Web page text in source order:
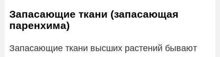
Запасающие ткани (запасающая
паренхима)
Запасающие ткани высших растений бывают